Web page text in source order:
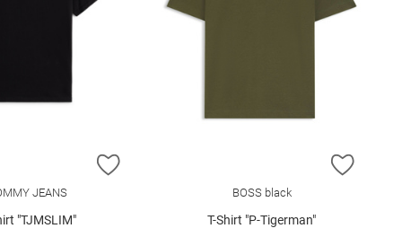
HINZUFÜGEN
JEANS
"TJMSLIM"
ZUR
BOSS black
T-Shirt "P-Tigerman"